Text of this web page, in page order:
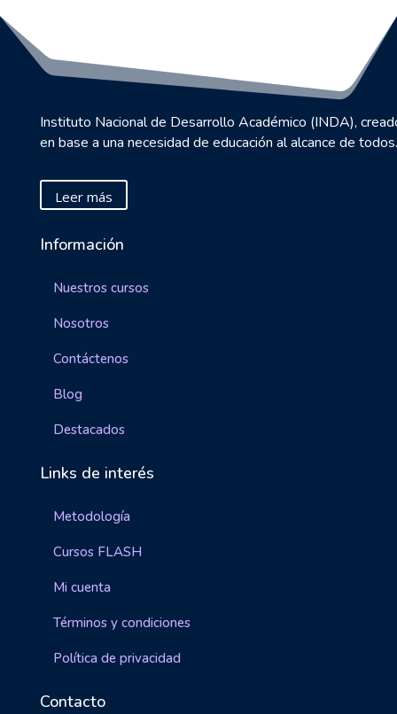
Instituto Nacional de Desarrollo Académico (INDA),
en base a una necesidad de educación al alcance de todos.
Leer más
Información
Nuestros cursos
Nosotros
Contáctenos
Blog
Destacados
Links de interés
Metodología
Cursos FLASH
Mi cuenta
Términos y condiciones
Política de privacidad
Contacto